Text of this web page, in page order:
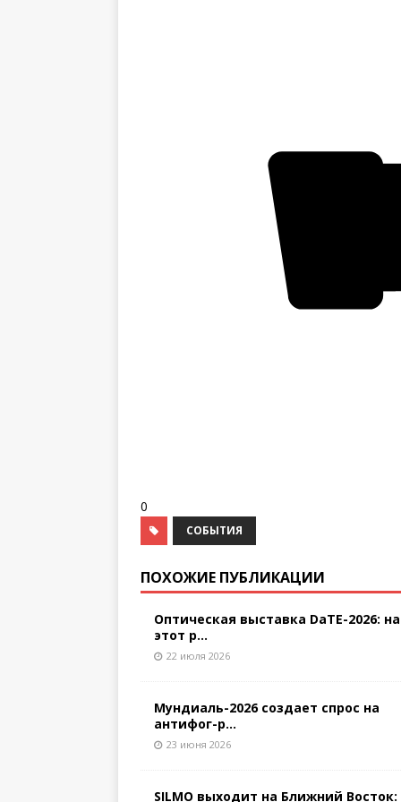
0
СОБЫТИЯ
ПОХОЖИЕ ПУБЛИКАЦИИ
Оптическая выставка DaTE-2026: на
этот р...
22 июля 2026
Мундиаль-2026 создает спрос на
антифог-р...
23 июня 2026
SILMO выходит на Ближний Восток: